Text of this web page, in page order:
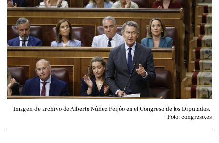
Imagen de archivo de Alberto Núñez Feijóo en el Congreso de los Diputados.
Foto: congreso.es